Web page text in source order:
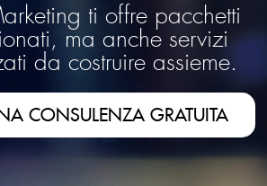
ti offre pacchetti
ma anche servizi
da costruire assieme.
CONSULENZA GRATUITA